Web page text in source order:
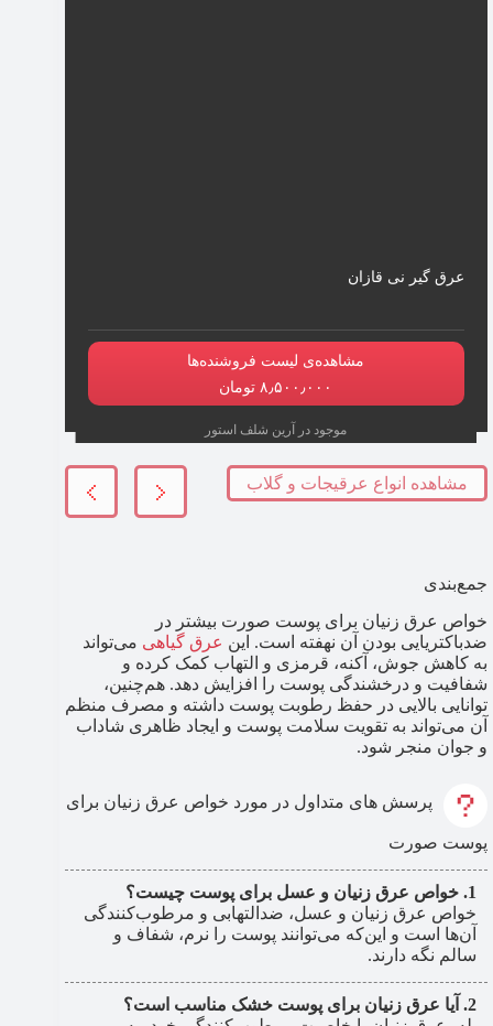
عرق گیر نی قازان
مشاهده‌ی لیست فروشنده‌ها
۸٫۵۰۰٫۰۰۰ تومان
موجود در آرین شلف استور
مشاهده انواع عرقیجات و گلاب
جمع‌بندی
خواص عرق زنیان برای پوست صورت بیشتر در
ضدباکتریایی بودن آن نهفته است. این عرق گیاهی می‌تواند
به کاهش جوش، آکنه، قرمزی و التهاب کمک کرده و
شفافیت و درخشندگی پوست را افزایش دهد. هم‌چنین،
توانایی بالایی در حفظ رطوبت پوست داشته و مصرف منظم
آن می‌تواند به تقویت سلامت پوست و ایجاد ظاهری شاداب
و جوان منجر شود.
پرسش های متداول در مورد خواص عرق زنیان برای
پوست صورت
خواص عرق زنیان و عسل برای پوست چیست؟
خواص عرق زنیان و عسل، ضدالتهابی و مرطوب‌کنندگی
آن‌ها است و این‌که می‌توانند پوست را نرم، شفاف و
سالم نگه ‌دارند.
آیا عرق زنیان برای پوست خشک مناسب است؟